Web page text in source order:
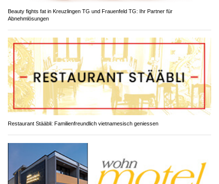
Beauty fights fat in Kreuzlingen TG und Frauenfeld TG: Ihr Partner für
Abnehmlösungen
Restaurant Stääbli: Familienfreundlich vietnamesisch geniessen